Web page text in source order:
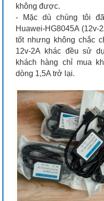
không được.
- Mặc dù chúng tôi
Huawei-HG8045A (12v-
tốt nhưng không chắc
12v-2A khác đều sử
khách hàng chỉ mua
dòng 1,5A trở lại.